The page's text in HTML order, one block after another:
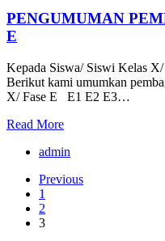
PENGUMUMAN
E
Kepada Siswa/ Siswi Kelas
Berikut kami umumkan
X/ Fase E E1 E2 E3…
Read More
admin
Previous
1
2
3